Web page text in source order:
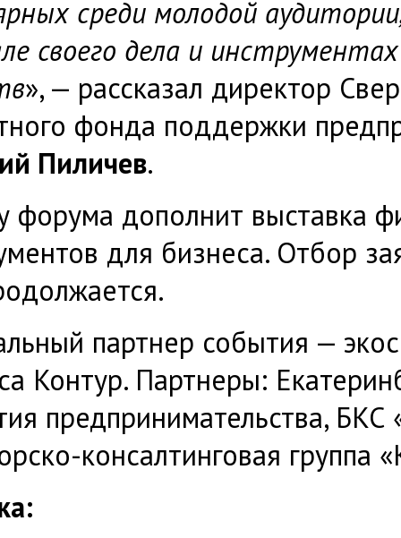
среди молодой
своего дела и
», — рассказал директор
фонда поддержки
Пиличев.
форума дополнит выставка
для бизнеса. Отбор
партнер события —
Контур. Партнеры:
предпринимательства,
консалтинговая группа